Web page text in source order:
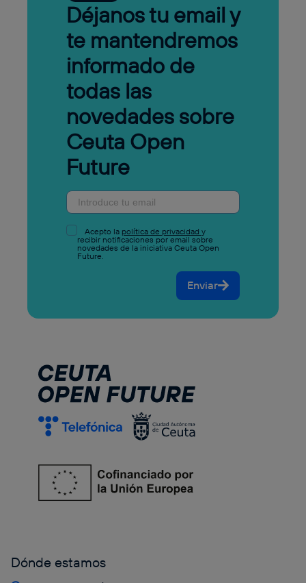
Déjanos tu email y
te mantendremos
informado de
todas las
novedades sobre
Ceuta Open
Future
Acepto la política de privacidad y
recibir notificaciones por email sobre
novedades de la iniciativa Ceuta Open
Future.
Enviar
Dónde estamos